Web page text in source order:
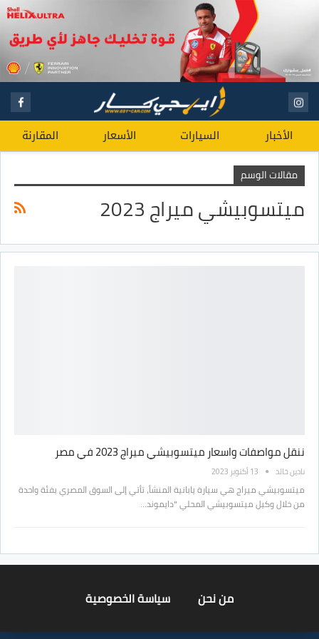
الأخبار السيارات الأسعار المقارنة
مقالات الوسم
ميتسوبيشي ميراج 2023
ننقل مواصفات واسعار ميتسوبيشي ميراج 2023 في مصر
نادين خالد 13 أكتوبر 2023
ميتسوبيشي ميراج هي سيارة يابانية المنشأ، تأتي إلى السوق المصري بفئة واحدة
من خلال وكيل ميتسوبيشي المحلي "دايموند…
من نحن سياسة الخصوصية